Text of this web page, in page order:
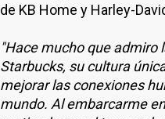
de KB Home y Harley-
"Hace mucho que admiro
Starbucks, su cultura
mejorar las conexiones
mundo. Al embarcarme